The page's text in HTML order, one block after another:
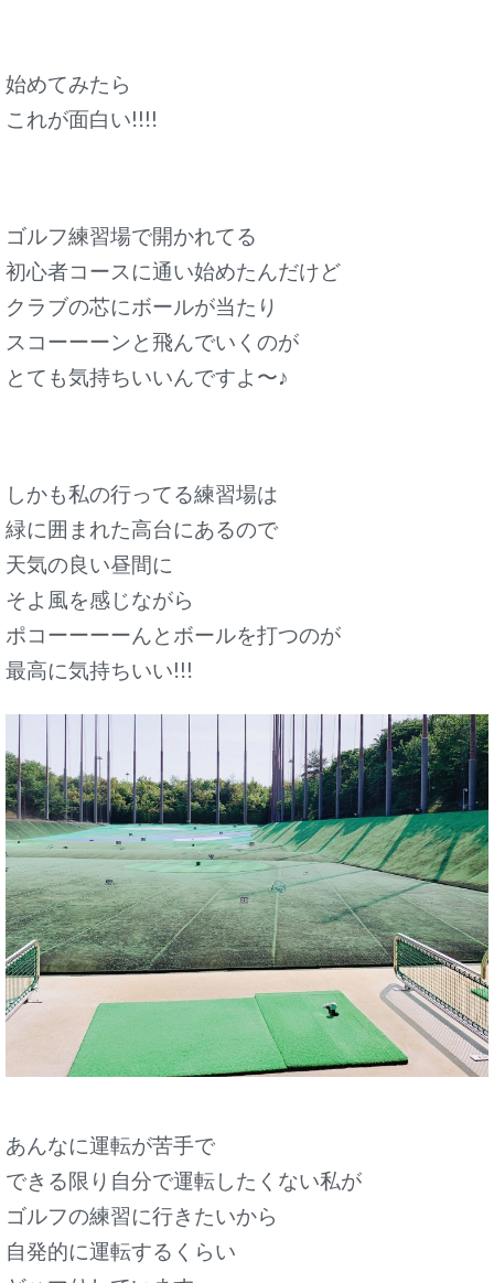
始めてみたら
これが面白い!!!!
ゴルフ練習場で開かれてる
初心者コースに通い始めたんだけど
クラブの芯にボールが当たり
スコーーーンと飛んでいくのが
とても気持ちいいんですよ〜♪
しかも私の行ってる練習場は
緑に囲まれた高台にあるので
天気の良い昼間に
そよ風を感じながら
ポコーーーーんとボールを打つのが
最高に気持ちいい!!!
あんなに運転が苦手で
できる限り自分で運転したくない私が
ゴルフの練習に行きたいから
自発的に運転するくらい